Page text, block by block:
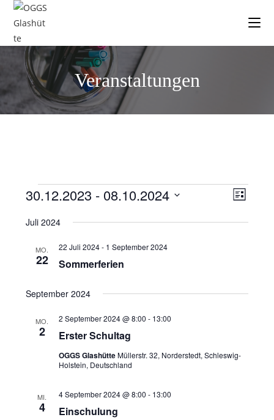
Veranstaltungen
A
t
V
r
L
s
30.12.2023 - 08.10.2024
a
w
Juli 2024
MO.
22 Sommerferien
22 Juli 2024- 1 September 2024
September 2024
MO.
2 Erster Schultag
2 September 2024 @ 8:00 - 13:00
OGGS GlashütteMüllerstr. 32, Norderstedt, Schleswig-
Holstein, Deutschland
MI.
4 Einschulung
4 September 2024 @ 8:00 - 13:00